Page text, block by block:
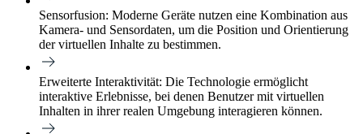
Sensorfusion: Moderne Geräte nutzen eine Kombination aus
Kamera- und Sensordaten, um die Position und Orientierung
der virtuellen Inhalte zu bestimmen.
Erweiterte Interaktivität: Die Technologie ermöglicht
interaktive Erlebnisse, bei denen Benutzer mit virtuellen
Inhalten in ihrer realen Umgebung interagieren können.